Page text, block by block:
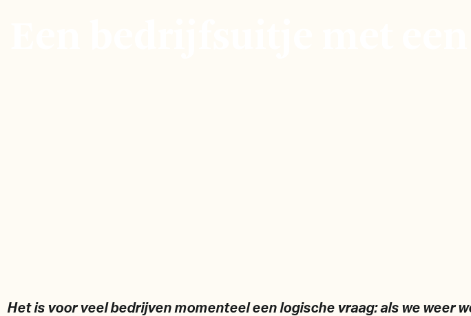
Het is voor veel bedrijven momenteel een logische vraag: als we weer